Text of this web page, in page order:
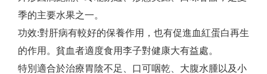
季的主要水果之一。
功效:對肝病有較好的保養作用，也有促進血紅蛋白再生
的作用。貧血者適度食用李子對健康大有益處。
特別適合於治療胃陰不足、口可咽乾、大腹水腫以及小